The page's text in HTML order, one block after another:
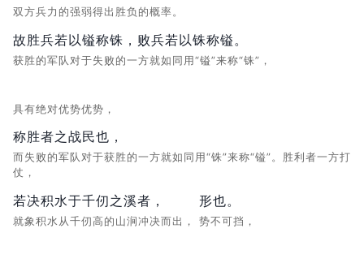
双方兵力的强弱得出胜负的概率。
故胜兵若以镒称铢，败兵若以铢称镒。
获胜的军队对于失败的一方就如同用“镒”来称“铢”，
具有绝对优势优势，
称胜者之战民也，
而失败的军队对于获胜的一方就如同用“铢”来称“镒”。胜利者一方打
仗，
若决积水于千仞之溪者，
就象积水从千仞高的山涧冲决而出，
形也。
势不可挡，